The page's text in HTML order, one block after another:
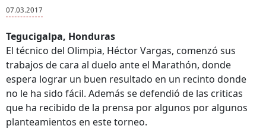
07.03.2017
Tegucigalpa, Honduras
El técnico del Olimpia, Héctor Vargas, comenzó sus
trabajos de cara al duelo ante el Marathón, donde
espera lograr un buen resultado en un recinto donde
no le ha sido fácil. Además se defendió de las criticas
que ha recibido de la prensa por algunos por algunos
planteamientos en este torneo.